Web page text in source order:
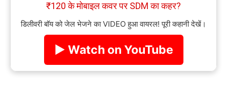
₹120 के मोबाइल कवर पर SDM का कहर?
डिलीवरी बॉय को जेल भेजने का VIDEO हुआ वायरल! पूरी कहानी देखें।
▶ Watch on YouTube